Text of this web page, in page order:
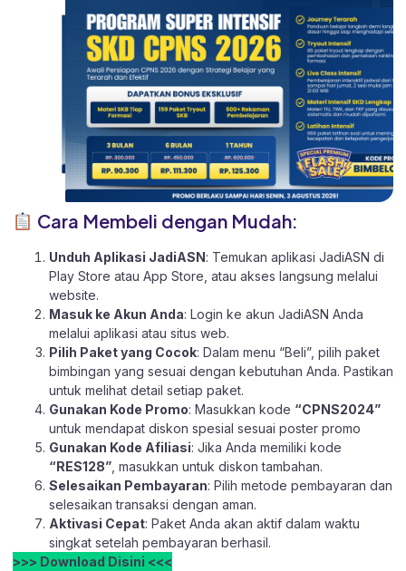
Cara Membeli dengan Mudah:
Unduh Aplikasi JadiASN: Temukan aplikasi JadiASN di
Play Store atau App Store , atau akses langsung melalui
website.
Masuk ke Akun Anda: Login ke akun JadiASN Anda
melalui aplikasi atau situs web.
Pilih Paket yang Cocok: Dalam menu “Beli”, pilih paket
bimbingan yang sesuai dengan kebutuhan Anda. Pastikan
untuk melihat detail setiap paket.
Gunakan Kode Promo: Masukkan kode “CPNS2024”
untuk mendapat diskon spesial sesuai poster promo
Gunakan Kode Afiliasi: Jika Anda memiliki kode
“RES128” , masukkan untuk diskon tambahan.
Selesaikan Pembayaran: Pilih metode pembayaran dan
selesaikan transaksi dengan aman.
Aktivasi Cepat: Paket Anda akan aktif dalam waktu
singkat setelah pembayaran berhasil.
>>> Download Disini <<<